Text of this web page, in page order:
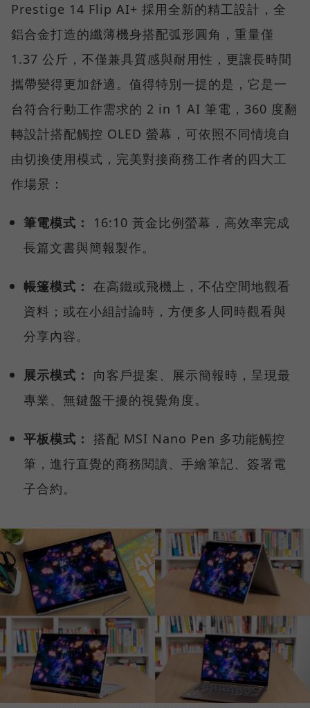
Prestige 14 Flip AI+ 採用全新的精工設計，全
鋁合金打造的纖薄機身搭配弧形圓角，重量僅
1.37 公斤，不僅兼具質感與耐用性，更讓長時間
攜帶變得更加舒適。值得特別一提的是，它是一
台符合行動工作需求的 2 in 1 AI 筆電，360 度翻
轉設計搭配觸控 OLED 螢幕，可依照不同情境自
由切換使用模式，完美對接商務工作者的四大工
作場景：
筆電模式：
16:10 黃金比例螢幕，高效率完成
長篇文書與簡報製作。
帳篷模式： 在高鐵或飛機上，不佔空間地觀看
資料；或在小組討論時，方便多人同時觀看與
分享內容。
展示模式：
向客戶提案、展示簡報時，呈現最
專業、無鍵盤干擾的視覺角度。
平板模式： 搭配 MSI Nano Pen 多功能觸控
筆，進行直覺的商務閱讀、手繪筆記、簽署電
子合約。